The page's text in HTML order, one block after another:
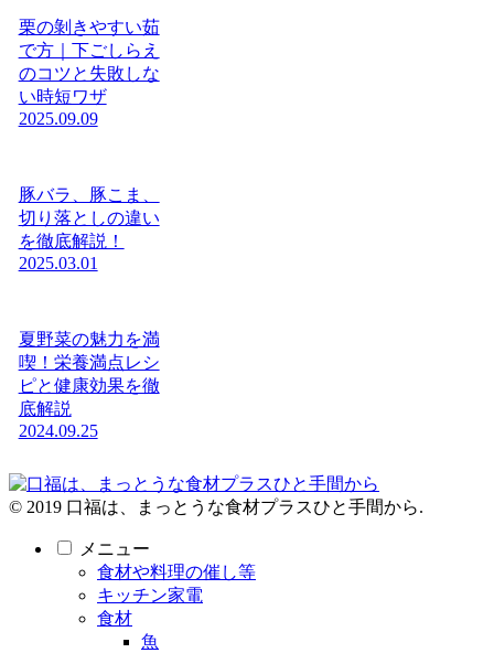
栗の剝きやすい茹
で方｜下ごしらえ
のコツと失敗しな
い時短ワザ
2025.09.09
豚バラ、豚こま、
切り落としの違い
を徹底解説！
2025.03.01
夏野菜の魅力を満
喫！栄養満点レシ
ピと健康効果を徹
底解説
2024.09.25
© 2019 口福は、まっとうな食材プラスひと手間から.
メニュー
食材や料理の催し等
キッチン家電
食材
魚